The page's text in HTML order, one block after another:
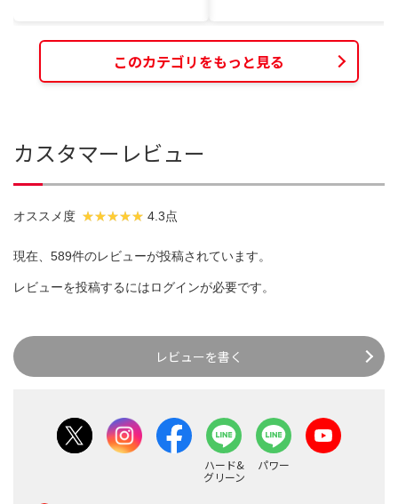
このカテゴリをもっと見る
カスタマーレビュー
オススメ度 4.3点
現在、589件のレビューが投稿されています。
レビューを投稿するにはログインが必要です。
レビューを書く
ハード&
グリーン
パワー